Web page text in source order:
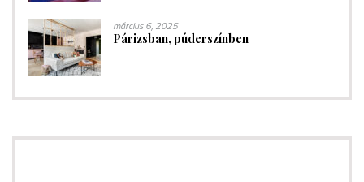
március 6, 2025
Párizsban, púderszínben